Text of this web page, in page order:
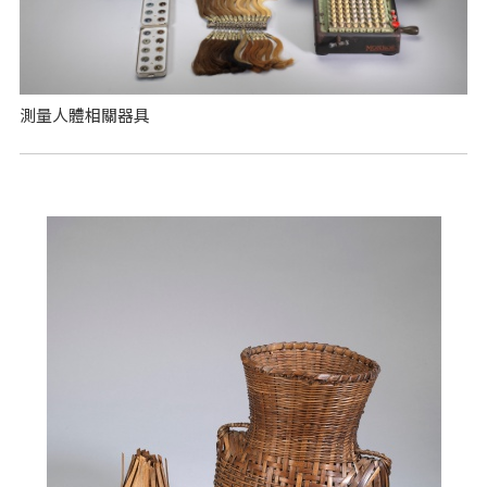
測量人體相關器具